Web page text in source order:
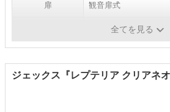
扉 観音扉式
全てを見る
ジェックス『レプテリア クリアネ